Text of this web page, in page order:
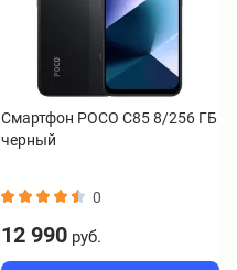
Смартфон POCO C85 8/256 ГБ
черный
0
12 990 руб.